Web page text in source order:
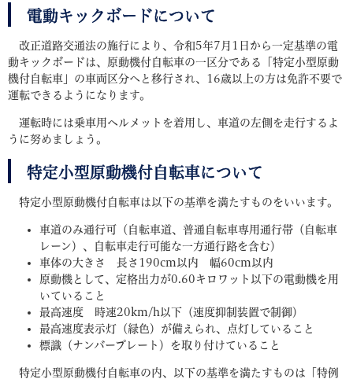
電動キックボードについて
改正道路交通法の施行により、令和5年7月1日から一定基準の電
動キックボードは、原動機付自転車の一区分である「特定小型原動
機付自転車」の車両区分へと移行され、16歳以上の方は免許不要で
運転できるようになります。
運転時には乗車用ヘルメットを着用し、車道の左側を走行するよ
うに努めましょう。
特定小型原動機付自転車について
特定小型原動機付自転車は以下の基準を満たすものをいいます。
車道のみ通行可（自転車道、普通自転車専用通行帯（自転車
レーン）、自転車走行可能な一方通行路を含む）
車体の大きさ 長さ190cm以内 幅60cm以内
原動機として、定格出力が0.60キロワット以下の電動機を用
いていること
最高速度 時速20km/h以下（速度抑制装置で制御）
最高速度表示灯（緑色）が備えられ、点灯していること
標識（ナンバープレート）を取り付けていること
特定小型原動機付自転車の内、以下の基準を満たすものは「特例